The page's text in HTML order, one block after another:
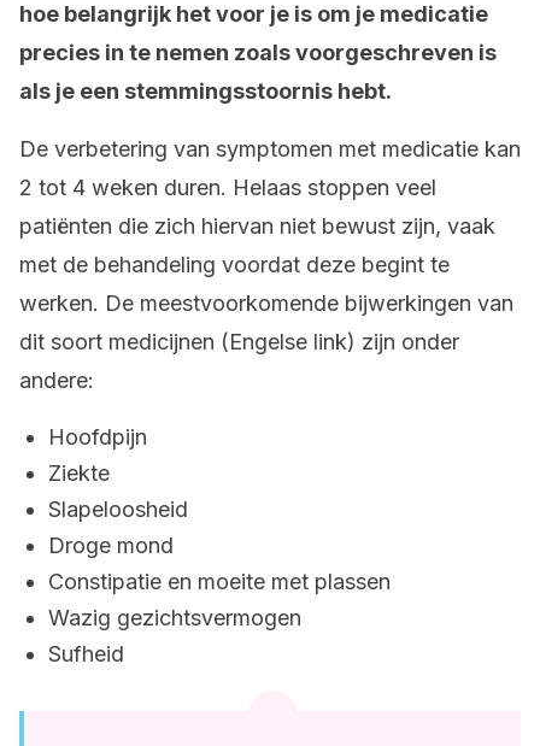
hoe belangrijk het voor je is om je medicatie
precies in te nemen zoals voorgeschreven is
als je een stemmingsstoornis hebt.
De verbetering van symptomen met medicatie kan
2 tot 4 weken duren. Helaas stoppen veel
patiënten die zich hiervan niet bewust zijn, vaak
met de behandeling voordat deze begint te
werken. De meestvoorkomende bijwerkingen van
dit soort medicijnen (Engelse link) zijn onder
andere:
Hoofdpijn
Ziekte
Slapeloosheid
Droge mond
Constipatie en moeite met plassen
Wazig gezichtsvermogen
Sufheid